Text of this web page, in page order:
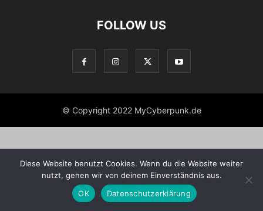
FOLLOW US
© Copyright 2022 MyCyberpunk.de
Diese Website benutzt Cookies. Wenn du die Website weiter
nutzt, gehen wir von deinem Einverständnis aus.
OK
Datenschutzerklärung